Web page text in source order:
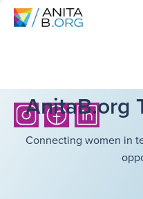
AnitaB.org
Connecting women in